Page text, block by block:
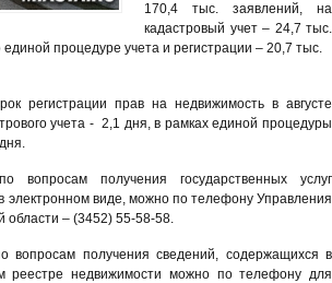
170,4 тыс. заявлений, на
кадастровый учет – 24,7 тыс.
процедуре учета и регистрации – 20,7 тыс.
регистрации прав на недвижимость в августе
учета - 2,1 дня, в рамках единой процедуры
по вопросам получения государственных услуг
электронном виде, можно по телефону Управления
области – (3452) 55-58-58.
вопросам получения сведений, содержащихся в
реестре недвижимости можно по телефону для